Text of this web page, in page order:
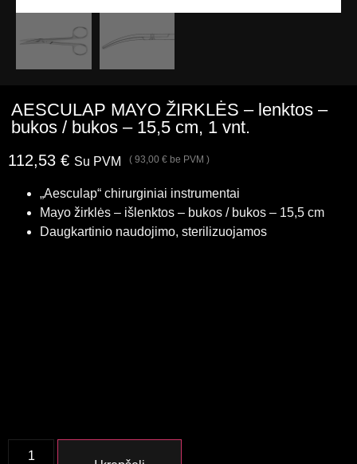
AESCULAP MAYO ŽIRKLĖS – lenktos –
bukos / bukos – 15,5 cm, 1 vnt.
112,53 € Su PVM ( 93,00 € be PVM )
„Aesculap“ chirurginiai instrumentai
Mayo žirklės – išlenktos – bukos / bukos – 15,5 cm
Daugkartinio naudojimo, sterilizuojamos